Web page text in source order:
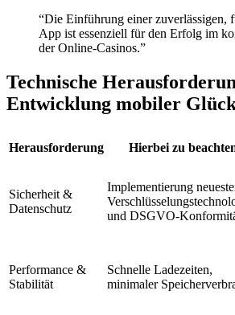
“Die Einführung einer zuverlässigen,
App ist essenziell für den Erfolg im
der Online-Casinos.”
Technische
Entwicklung mobiler
Herausforderung Hierbei zu
Sicherheit &
Datenschutz
Implementierung
und DSGVO-
Performance &
Stabilität
Schnelle Ladezeiten,
minimaler